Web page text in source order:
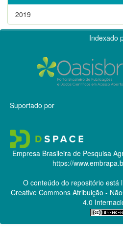
2019
Indexado
Suportado por
Empresa Brasileira de Pesquisa
https://
O conteúdo do repositório está
Creative CommonsAtribuição -
4.0